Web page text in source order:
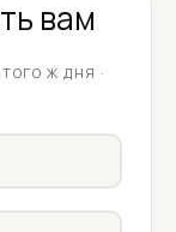
вам
Ж ДНЯ ·